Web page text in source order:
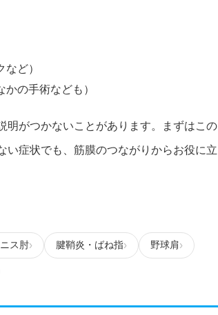
ど）
の手術なども）
明がつかないことがあります。まずはこの
い症状でも、筋膜のつながりからお役に立
ス肘 腱鞘炎・ばね指 野球肩